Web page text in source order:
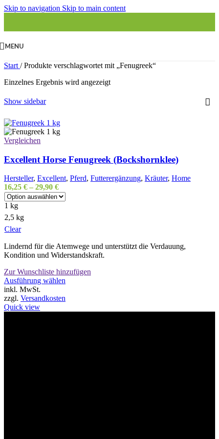
Skip to navigation Skip to main content
MENU
Start / Produkte verschlagwortet mit „Fenugreek“
Einzelnes Ergebnis wird angezeigt
Show sidebar
Vergleichen
Excellent Horse Fenugreek (Bockshornklee)
Hersteller, Excellent, Pferd, Futterergänzung, Kräuter, Home
16,25 € – 29,90 €
1 kg
2,5 kg
Clear
Lindernd für die Atemwege und unterstützt die Verdauung,
Kondition und Widerstandskraft.
Zur Wunschliste hinzufügen
Ausführung wählen
inkl. MwSt.
zzgl. Versandkosten
Quick view